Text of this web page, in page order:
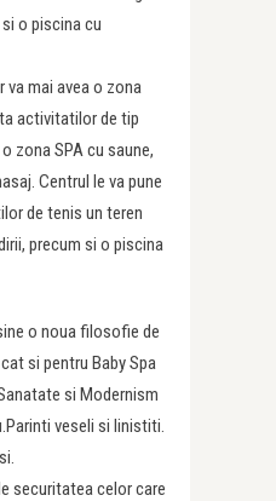
o piscina cu
va mai avea o zona
activitatilor de tip
zona SPA cu saune,
Centrul le va pune
de tenis un teren
precum si o piscina
o noua filosofie de
si pentru Baby Spa
si Modernism
veseli si linistiti.
securitatea celor care